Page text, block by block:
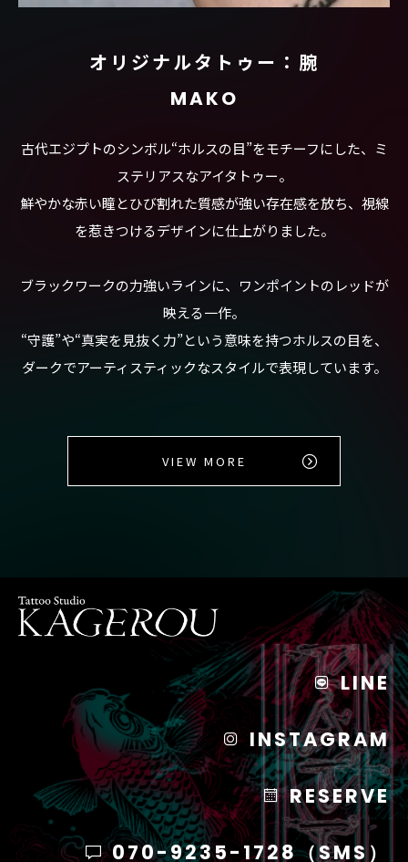
オリジナルタトゥー：腕
MAKO
古代エジプトのシンボル“ホルスの目”をモチーフにした、ミ
ステリアスなアイタトゥー。
鮮やかな赤い瞳とひび割れた質感が強い存在感を放ち、視線
を惹きつけるデザインに仕上がりました。
ブラックワークの力強いラインに、ワンポイントのレッドが
映える一作。
“守護”や“真実を見抜く力”という意味を持つホルスの目を、
ダークでアーティスティックなスタイルで表現しています。
VIEW MORE
LINE
INSTAGRAM
RESERVE
070-9235-1728（SMS）